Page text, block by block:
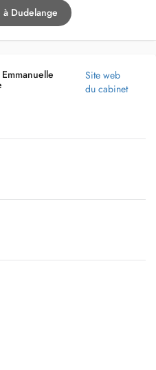
à Dudelange
Site web
du cabinet